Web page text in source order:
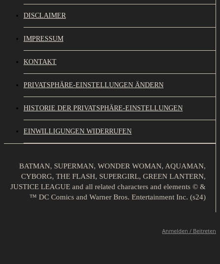
DISCLAIMER
IMPRESSUM
KONTAKT
PRIVATSPHÄRE-EINSTELLUNGEN ÄNDERN
HISTORIE DER PRIVATSPHÄRE-EINSTELLUNGEN
EINWILLIGUNGEN WIDERRUFEN
BATMAN, SUPERMAN, WONDER WOMAN, AQUAMAN,
CYBORG, THE FLASH, SUPERGIRL, GREEN LANTERN,
JUSTICE LEAGUE and all related characters and elements © &
™ DC Comics and Warner Bros. Entertainment Inc. (s24)
Anmelden / Beitreten